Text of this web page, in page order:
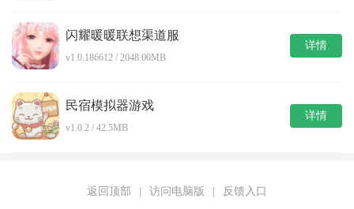
闪耀暖暖联想渠道服
v1.0.186612 / 2048.00MB
详情
民宿模拟器游戏
v1.0.2 / 42.5MB
详情
返回顶部 访问电脑版 反馈入口